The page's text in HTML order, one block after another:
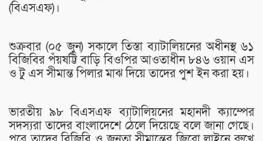
(বিএসএফ)।
শুক্রবার (০৫ জুন) সকালে তিস্তা ব্যাটালিয়নের অধীনস্থ ৬১
বিজিবির পঁয়ষট্টি বাড়ি বিওপির আওতাধীন ৮৪৬ ওয়ান এস
ও টু এস সীমান্ত পিলার মাঝ দিয়ে তাদের পুশ ইন করা হয়।
ভারতীয় ৯৮ বিএসএফ ব্যাটালিয়নের মহানদী ক্যাম্পের
সদস্যরা তাদের বাংলাদেশে ঠেলে দিয়েছে বলে জানা গেছে।